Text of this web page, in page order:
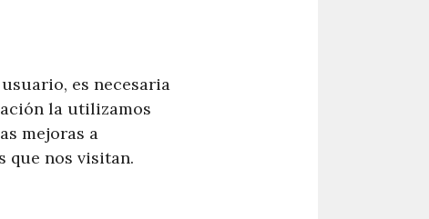
es necesaria
la utilizamos
mejoras a
que nos visitan.